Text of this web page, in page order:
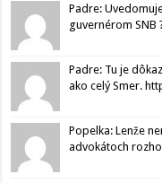
Padre:
guvernérom SNB
Padre: Tu je
ako celý Smer.
Popelka: Lenže
advokátoch